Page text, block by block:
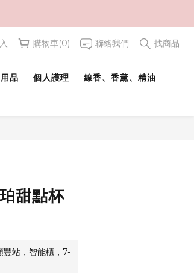
購物車(0) 聯絡我們 找商品
品 個人護理 線香、香薫、精油
甜點杯
站，智能櫃，7-
立即購買